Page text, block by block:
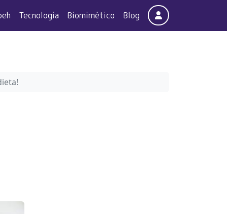
Tecnologia Biomimético Blog Account